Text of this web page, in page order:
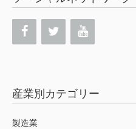
産業別カテゴリー
製造業